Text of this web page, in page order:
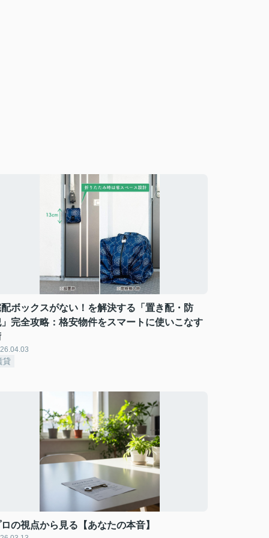
ボックスがない！を解決する「置き配・防
完全攻略：格安物件をスマートに使いこなす
貸
の視点から見る【あなたの本音】